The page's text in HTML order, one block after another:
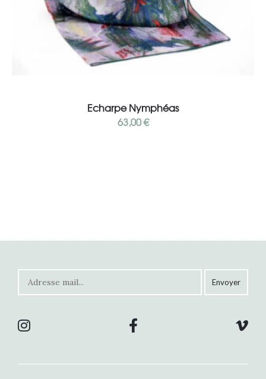
Echarpe Nymphéas
63,00€